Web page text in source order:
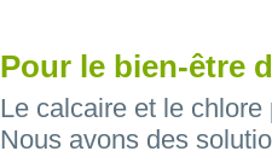
Pour le bien-être
Le calcaire et le
Nous avons des